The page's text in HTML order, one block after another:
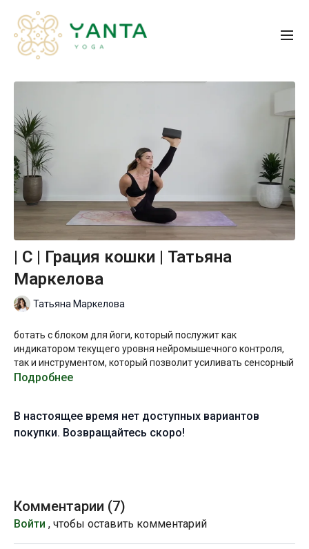
| C | Грация кошки | Татьяна
Маркелова
Татьяна Маркелова
ботать с блоком для йоги, который послужит как
индикатором текущего уровня нейромышечного контроля,
так и инструментом, который позволит усиливать сенсорный
отклик и лучше чувствовать положение отдельных частей
Занятие длится всего 45 минут, однако вы можете
останавливать видео, чтобы снова выполнить связку, если
Так что не отчаивайтесь, если некоторые предложенные
связки так и не удастся выполнить. Уверена, что если вы
продолжите практиковать в ритме Yanta Yoga, через 2-3
месяца вы сможете выполнить все задачи гораздо точнее и
Подробнее
В настоящее время нет доступных вариантов
покупки. Возвращайтесь скоро!
Комментарии (7)
Войти , чтобы оставить комментарий